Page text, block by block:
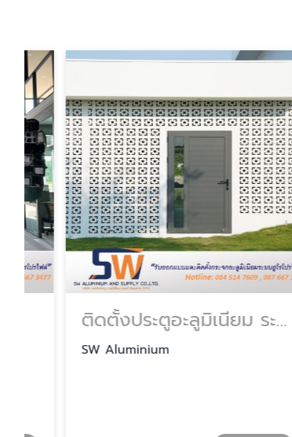
ติดตั้งประตูอะลูมิเนียม ระยอง
SW Aluminium